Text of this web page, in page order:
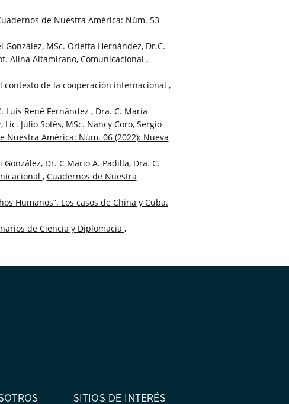
de Nuestra América: Núm. 53
González, MSc. Orietta Hernández, Dr.C.
Alina Altamirano, Comunicacional ,
de la cooperación internacional ,
Luis René Fernández , Dra. C. María
Julio Sotés, MSc. Nancy Coro, Sergio
Nuestra América: Núm. 06 (2022): Nueva
Dr. C Mario A. Padilla, Dra. C.
, Cuadernos de Nuestra
Humanos”. Los casos de China y Cuba.
de Ciencia y Diplomacia ,
SITIOS DE INTERÉS